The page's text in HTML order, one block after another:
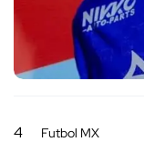
4 Futbol MX